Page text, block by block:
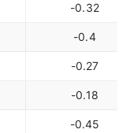
-0.32
-0.4
-0.27
-0.18
-0.45